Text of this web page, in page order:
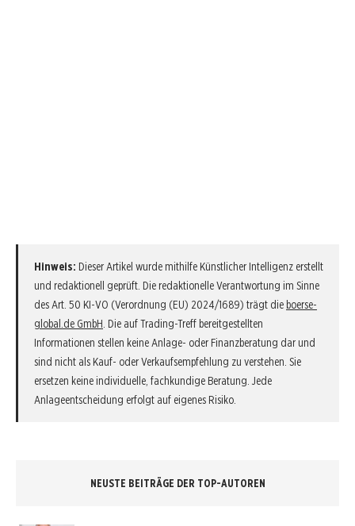
Hinweis: Dieser Artikel wurde mithilfe Künstlicher Intelligenz erstellt
und redaktionell geprüft. Die redaktionelle Verantwortung im Sinne
des Art. 50 KI-VO (Verordnung (EU) 2024/1689) trägt die boerse-
global.de GmbH . Die auf Trading-Treff bereitgestellten
Informationen stellen keine Anlage- oder Finanzberatung dar und
sind nicht als Kauf- oder Verkaufsempfehlung zu verstehen. Sie
ersetzen keine individuelle, fachkundige Beratung. Jede
Anlageentscheidung erfolgt auf eigenes Risiko.
NEUSTE BEITRÄGE DER TOP-AUTOREN